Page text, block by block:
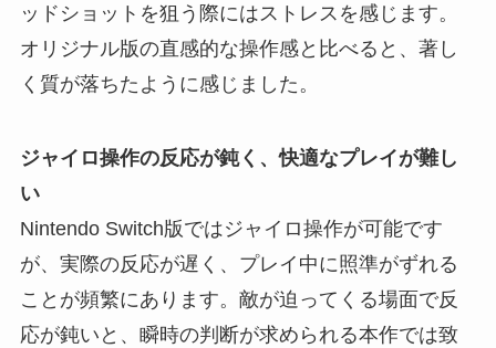
ッドショットを狙う際にはストレスを感じます。
オリジナル版の直感的な操作感と比べると、著し
く質が落ちたように感じました。
ジャイロ操作の反応が鈍く、快適なプレイが難し
い
Nintendo Switch版ではジャイロ操作が可能です
が、実際の反応が遅く、プレイ中に照準がずれる
ことが頻繁にあります。敵が迫ってくる場面で反
応が鈍いと、瞬時の判断が求められる本作では致